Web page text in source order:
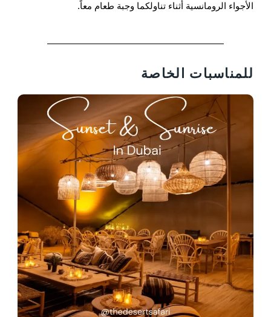
الأجواء الرومانسية أثناء تناولكما وجبة طعام معاً.
للمناسبات الخاصة